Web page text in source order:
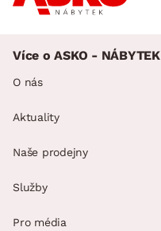
Více o ASKO - NÁBYTEK
O nás
Aktuality
Naše prodejny
Služby
Pro média